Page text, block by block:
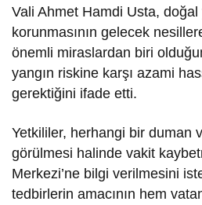
Vali Ahmet Hamdi Usta, doğal
korunmasının gelecek
önemli miraslardan biri
yangın riskine karşı azami
gerektiğini ifade etti.
Yetkililer, herhangi bir duman
görülmesi halinde vakit
Merkezi’ne bilgi verilmesini
tedbirlerin amacının hem